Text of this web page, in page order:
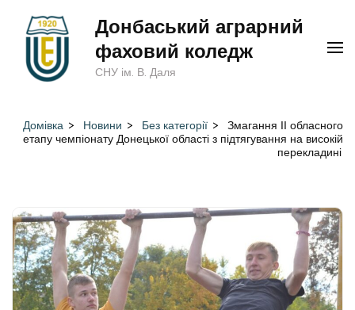
(натисніть
Донбаський аграрний
фаховий коледж
СНУ ім. В. Даля
Домівка > Новини > Без категорії >
Змагання ІІ обласного
етапу чемпіонату Донецької області з підтягування на високій
перекладині